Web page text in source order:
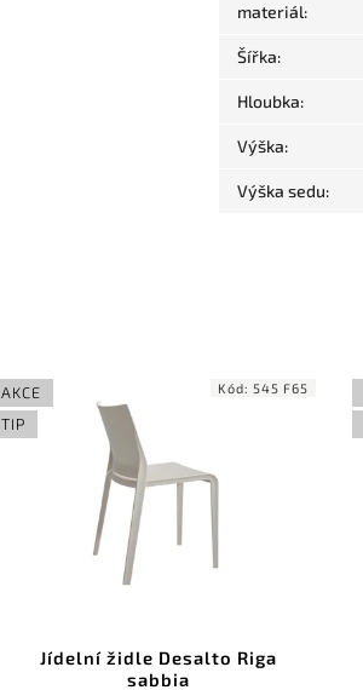
materiál:
Šířka:
Hloubka:
Výška:
Výška sedu:
AKCE
TIP
Jídelní židle Desalto Riga
sabbia
Kód: 545 F65